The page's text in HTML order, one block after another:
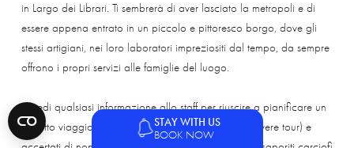
STAY WITH US
BOOK NOW
in Largo dei Librari. Ti sembrerà di aver lasciato la metropoli e di
essere appena entrato in un piccolo e pittoresco borgo, dove gli
stessi artigiani, nei loro laboratori impreziositi dal tempo, da sempre
offrono i propri servizi alle famiglie del luogo.
Chiedi qualsiasi informazione allo staff per riuscire a pianificare un
perfetto viaggio attraverso le vie del quartiere (Trastevere tour) e